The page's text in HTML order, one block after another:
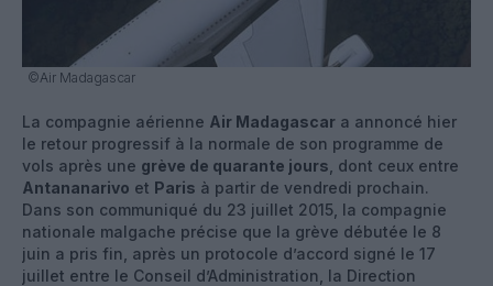
©Air Madagascar
La compagnie aérienne Air Madagascar a annoncé hier
le retour progressif à la normale de son programme de
vols après une grève de quarante jours , dont ceux entre
Antananarivo et Paris à partir de vendredi prochain.
Dans son communiqué du 23 juillet 2015, la compagnie
nationale malgache précise que la grève débutée le 8
juin a pris fin, après un protocole d’accord signé le 17
juillet entre le Conseil d’Administration, la Direction